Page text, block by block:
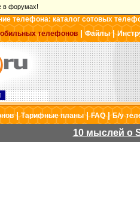
в форумах!
телефона: каталог сотовых
телефонов |Файлы|
|Тарифные планы|FAQ|Б/у
10 мыслей о